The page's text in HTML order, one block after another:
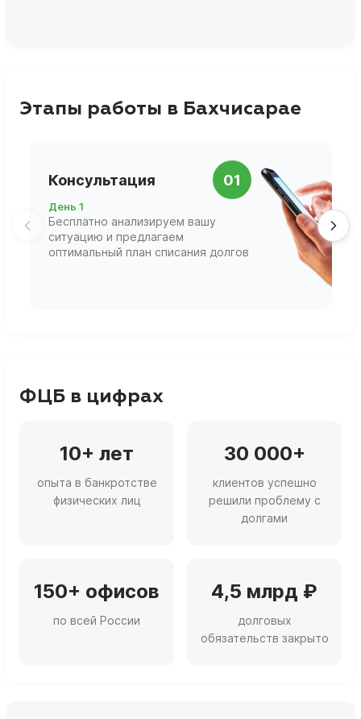
Этапы работы в Бахчисарае
Консультация 01
День 1
Бесплатно анализируем вашу
ситуацию и предлагаем
оптимальный план списания долгов
ФЦБ в цифрах
10+ лет
опыта в банкротстве
физических лиц
30 000+
клиентов успешно
решили проблему с
долгами
150+ офисов
по всей России
4,5 млрд ₽
долговых
обязательств закрыто